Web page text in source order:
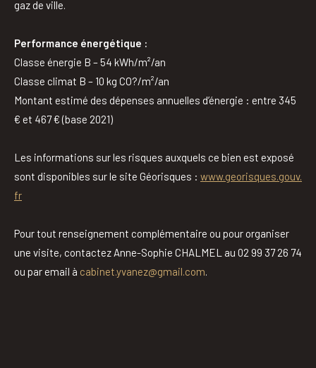
gaz de ville.
Performance énergétique :
Classe énergie B – 54 kWh/m²/an
Classe climat B – 10 kg CO?/m²/an
Montant estimé des dépenses annuelles d’énergie : entre 345
€ et 467 € (base 2021)
Les informations sur les risques auxquels ce bien est exposé
sont disponibles sur le site Géorisques : www.georisques.gouv.
fr
Pour tout renseignement complémentaire ou pour organiser
une visite, contactez Anne-Sophie CHALMEL au 02 99 37 26 74
ou par email à cabinet.yvanez@gmail.com